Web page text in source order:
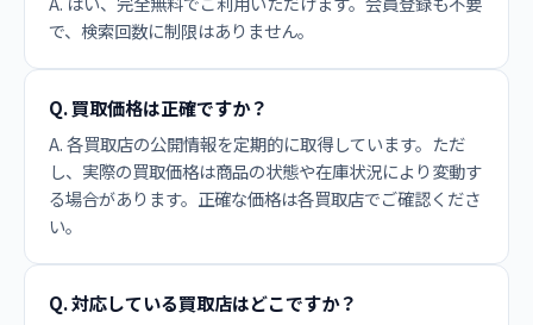
で、検索回数に制限はありません。
Q. 買取価格は正確ですか？
A. 各買取店の公開情報を定期的に取得しています。ただ
し、実際の買取価格は商品の状態や在庫状況により変動す
る場合があります。正確な価格は各買取店でご確認くださ
い。
Q. 対応している買取店はどこですか？